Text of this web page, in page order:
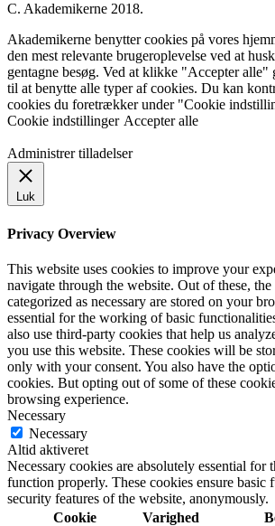
C. Akademikerne 2018.
Akademikerne benytter cookies på vores
den mest relevante brugeroplevelse ved at
gentagne besøg. Ved at klikke "Accepter alle"
til at benytte alle typer af cookies. Du kan
cookies du foretrækker under "Cookie
Cookie indstillinger Accepter alle
Administrer tilladelser
Luk
Privacy Overview
This website uses cookies to improve your
navigate through the website. Out of these, the
categorized as necessary are stored on your
essential for the working of basic
also use third-party cookies that help us
you use this website. These cookies will be
only with your consent. You also have the
cookies. But opting out of some of these
browsing experience.
Necessary
Necessary
Altid aktiveret
Necessary cookies are absolutely essential for
function properly. These cookies ensure basic
security features of the website, anonymously.
Cookie
Varighed